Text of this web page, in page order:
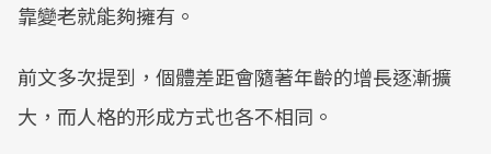
靠變老就能夠擁有。
前文多次提到，個體差距會隨著年齡的增長逐漸擴
大，而人格的形成方式也各不相同。